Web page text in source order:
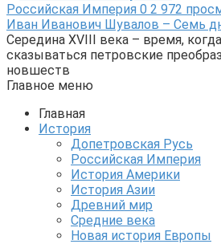
Российская Империя 0 2 972
Иван Иванович Шувалов – Семь
Середина XVIII века – время,
сказываться петровские
новшеств
Главное меню
Главная
История
Допетровская Русь
Российская Империя
История Америки
История Азии
Древний мир
Средние века
Новая история Европы